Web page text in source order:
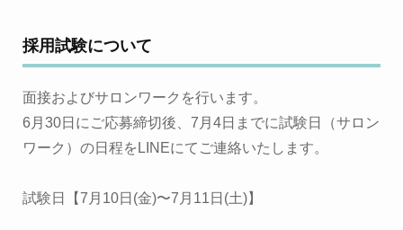
採用試験について
面接およびサロンワークを行います。
6月30日にご応募締切後、7月4日までに試験日（サロン
ワーク）の日程をLINEにてご連絡いたします。
試験日【7月10日(金)〜7月11日(土)】